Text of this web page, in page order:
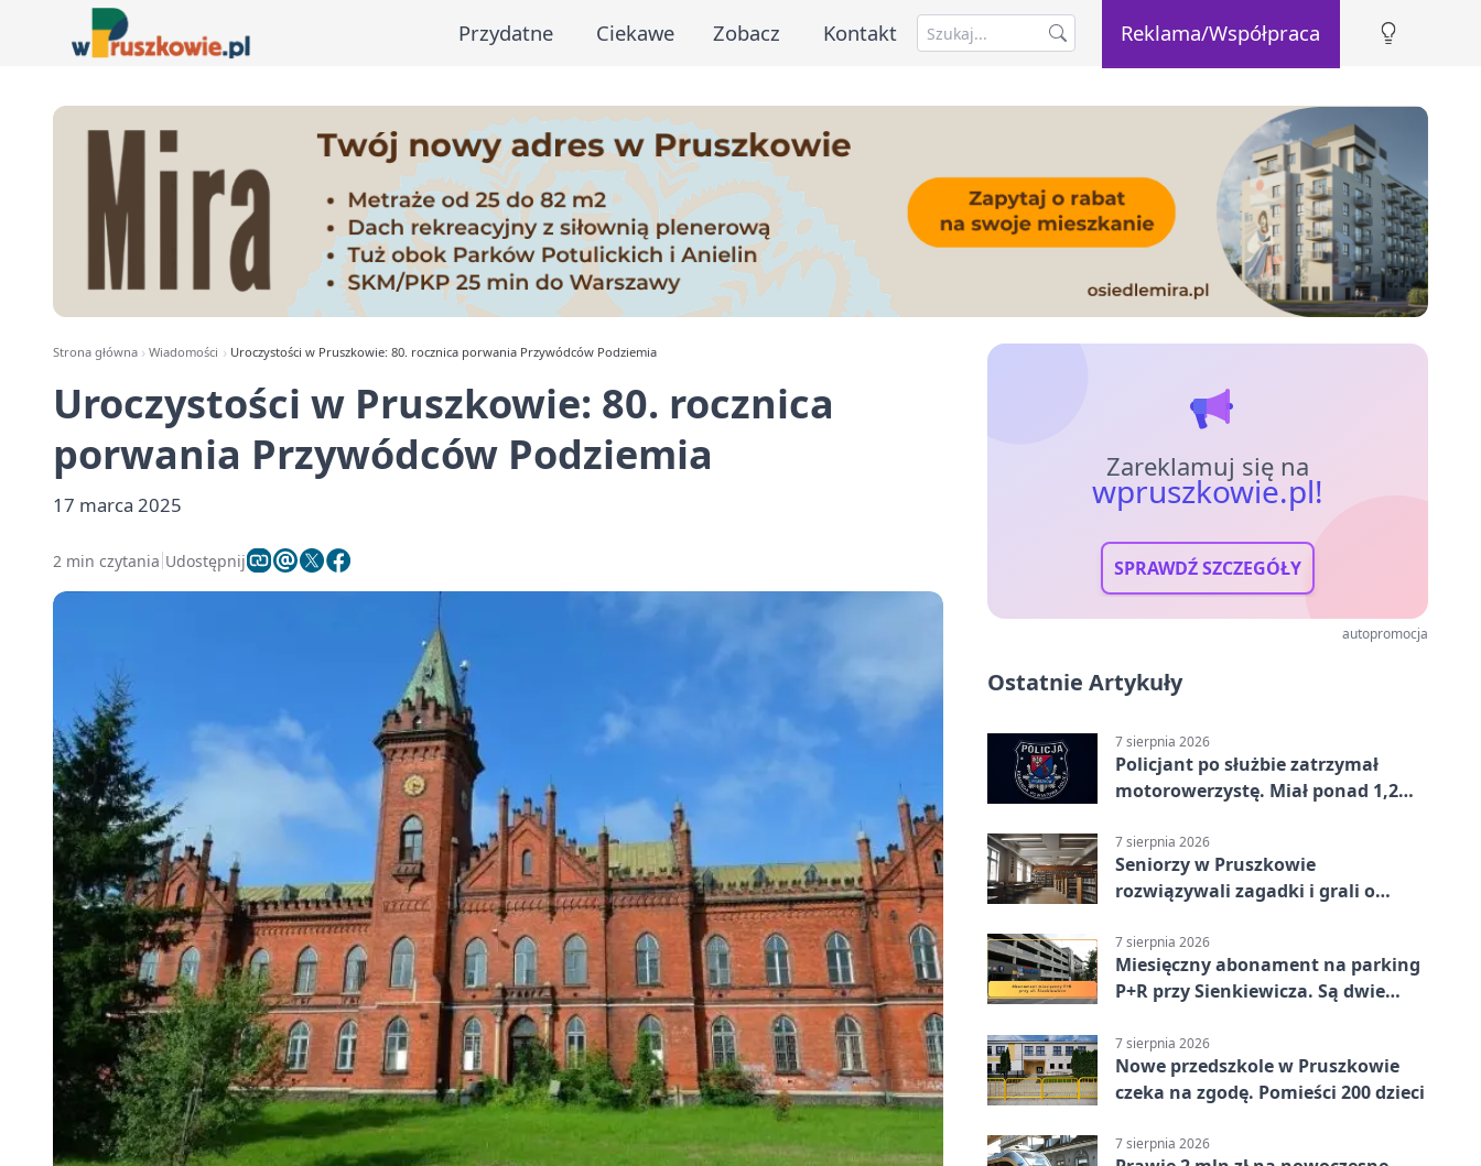
Przydatne Ciekawe Zobacz Kontakt Reklama/Współpraca
Strona główna Wiadomości Uroczystości w Pruszkowie: 80. rocznica porwania Przywódców Podziemia
Uroczystości w Pruszkowie: 80. rocznica
porwania Przywódców Podziemia
17 marca 2025
2 min czytania Udostępnij
Zareklamuj się na
wpruszkowie.pl!
SPRAWDŹ SZCZEGÓŁY
autopromocja
Ostatnie Artykuły
7 sierpnia 2026
Policjant po służbie zatrzymał
motorowerzystę. Miał ponad 1,2
7 sierpnia 2026
Seniorzy w Pruszkowie
rozwiązywali zagadki i grali o
7 sierpnia 2026
Miesięczny abonament na parking
P+R przy Sienkiewicza. Są dwie
7 sierpnia 2026
Nowe przedszkole w Pruszkowie
czeka na zgodę. Pomieści 200 dzieci
7 sierpnia 2026